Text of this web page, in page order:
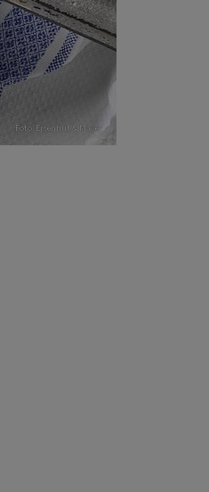
Foto: Eisenhut & Mayer